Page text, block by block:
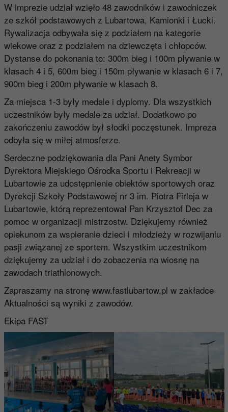
W imprezie udział wzięło 48 zawodników i zawodniczek
ze szkół podstawowych z Lubartowa, Kamionki i Łucki.
Rywalizacja odbywała się z podziałem na kategorie
wiekowe oraz z podziałem na dziewczęta i chłopców.
Dystanse do pokonania to: 300m bieg i 100m pływanie w
klasach 4 i 5, 600m bieg i 150m pływanie w klasach 6 i 7,
900m bieg i 200m pływanie w klasach 8.
Za miejsca 1-3 były medale i dyplomy. Dla wszystkich
uczestników były medale za udział. Dodatkowo po
zakończeniu zawodów był słodki poczęstunek. Impreza
odbyła się w miłej atmosferze.
Serdeczne podziękowania dla Pani Anety Symbor
Dyrektora Miejskiego Ośrodka Sportu i Rekreacji w
Lubartowie za udostępnienie obiektów sportowych oraz
Dyrekcji Szkoły Podstawowej nr 3 im. Piotra Firleja w
Lubartowie, którą reprezentował Pan Krzysztof Dec za
pomoc w organizacji mistrzostw. Dziękujemy również
opiekunom za wspieranie dzieci i młodzieży w rozwijaniu
pasji związanej ze sportem. Wszystkim uczestnikom
dziękujemy za udział i do zobaczenia na wiosnę na
zawodach triathlonowych.
Zapraszamy na stronę www.fastlubartow.pl w zakładce
Aktualności są wyniki z zawodów.
Ekipa FAST